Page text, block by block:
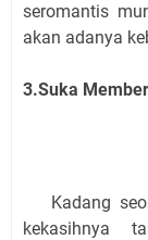
seromantis
akan adanya
3.Suka
Kadang
kekasihnya